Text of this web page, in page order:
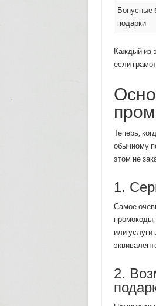
Бонусные
подарки
Каждый из
если
Теперь,
обычному
этом не
1.
Самое
промокоды,
или услуги
2.